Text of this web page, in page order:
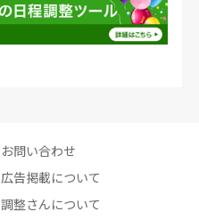
お問い合わせ
広告掲載について
調整さんについて